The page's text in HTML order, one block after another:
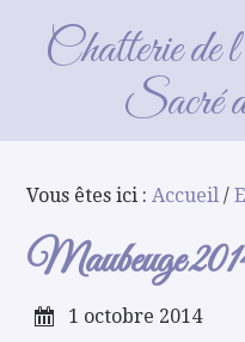
Chatterie
Sacré
Vous êtes ici :Accueil /
Maubeuge
1 octobre 2014